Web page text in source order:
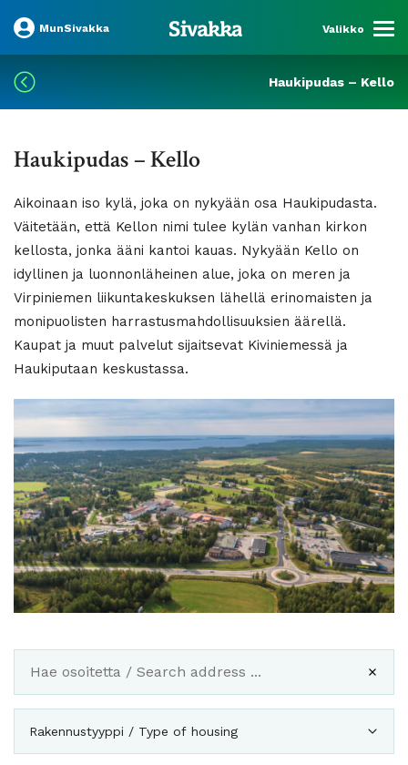
MunSivakka Valikko
Haukipudas – Kello
Haukipudas – Kello
Aikoinaan iso kylä, joka on nykyään osa Haukipudasta.
Väitetään, että Kellon nimi tulee kylän vanhan kirkon
kellosta, jonka ääni kantoi kauas. Nykyään Kello on
idyllinen ja luonnonläheinen alue, joka on meren ja
Virpiniemen liikuntakeskuksen lähellä erinomaisten ja
monipuolisten harrastusmahdollisuuksien äärellä.
Kaupat ja muut palvelut sijaitsevat Kiviniemessä ja
Haukiputaan keskustassa.
Rakennustyyppi / Type of housing